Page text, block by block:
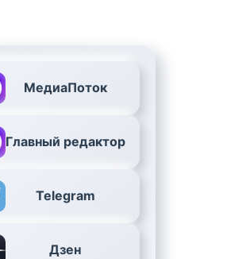
МедиаПоток
Главный редактор
Telegram
Дзен